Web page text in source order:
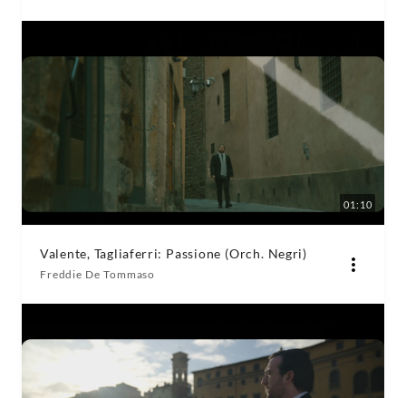
01:10
Valente, Tagliaferri: Passione (Orch. Negri)
Freddie De Tommaso